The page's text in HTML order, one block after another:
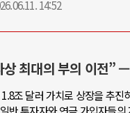
14:52
최대의 부의 이전”
조 달러 가치로 상장을 추